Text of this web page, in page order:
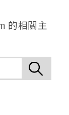
的相關主